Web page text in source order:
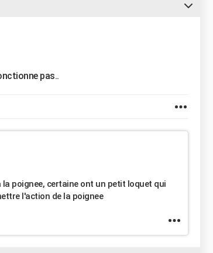
pas..
poignee, certaine ont un petit loquet qui
l'action de la poignee